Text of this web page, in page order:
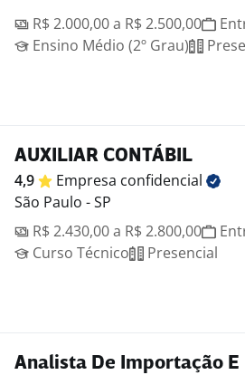
R$ 2.000,00 a R$ 2.500,00
Ensino Médio (2º Grau)
AUXILIAR CONTÁBIL
4,9 Empresa confidencial
São Paulo - SP
R$ 2.430,00 a R$ 2.800,00
Curso Técnico
Presencial
Analista De Importação